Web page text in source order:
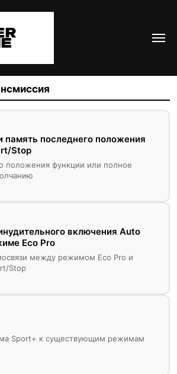
вас опции и узнайте итоговую
память последнего положения
Stop
положения функции или полное
включения Auto
Eco Pro
между режимом Eco Pro и
Stop
Sport+ к существующим режимам